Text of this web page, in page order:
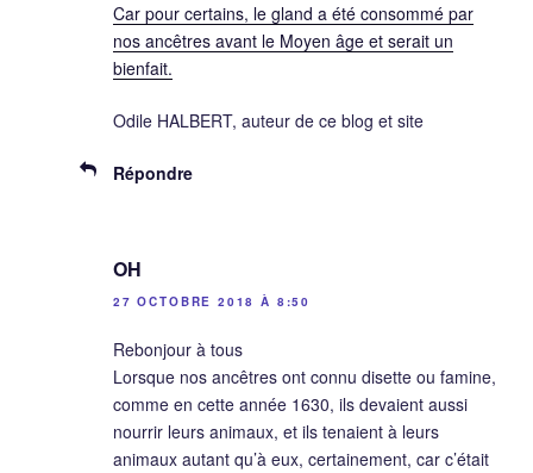
Car pour certains, le gland a été consommé par
nos ancêtres avant le Moyen âge et serait un
bienfait.
Odile HALBERT, auteur de ce blog et site
Répondre
OH
27 OCTOBRE 2018 À 8:50
Rebonjour à tous
Lorsque nos ancêtres ont connu disette ou famine,
comme en cette année 1630, ils devaient aussi
nourrir leurs animaux, et ils tenaient à leurs
animaux autant qu’à eux, certainement, car c’était